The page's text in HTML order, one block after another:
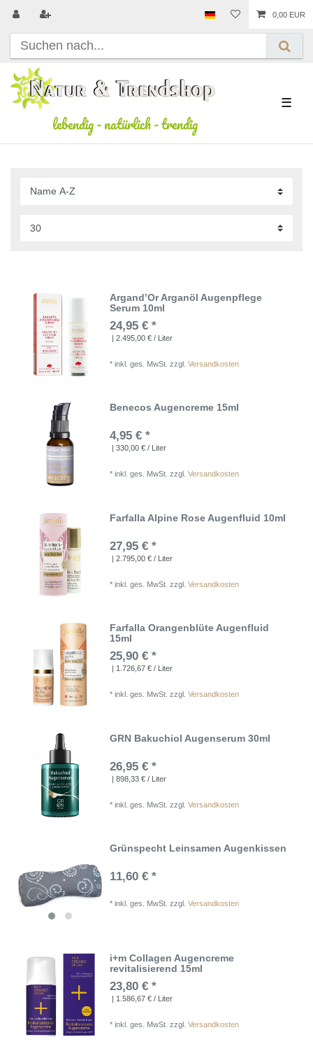
0,00 EUR
lebendig-natürlich-trendig
☰
Argand’Or Arganöl Augenpflege
Serum 10ml
24,95 € *
| 2.495,00 € / Liter
*inkl. ges. MwSt. zzgl.Versandkosten
Benecos Augencreme 15ml
4,95 € *
| 330,00 € / Liter
*inkl. ges. MwSt. zzgl.Versandkosten
Farfalla Alpine Rose Augenfluid 10ml
27,95 € *
| 2.795,00 € / Liter
*inkl. ges. MwSt. zzgl.Versandkosten
Farfalla Orangenblüte Augenfluid
15ml
25,90 € *
| 1.726,67 € / Liter
*inkl. ges. MwSt. zzgl.Versandkosten
GRN Bakuchiol Augenserum 30ml
26,95 € *
| 898,33 € / Liter
*inkl. ges. MwSt. zzgl.Versandkosten
Grünspecht Leinsamen Augenkissen
11,60 € *
*inkl. ges. MwSt. zzgl.Versandkosten
i+m Collagen Augencreme
revitalisierend 15ml
23,80 € *
| 1.586,67 € / Liter
*inkl. ges. MwSt. zzgl.Versandkosten